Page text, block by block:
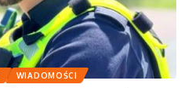
WIADOMOŚCI